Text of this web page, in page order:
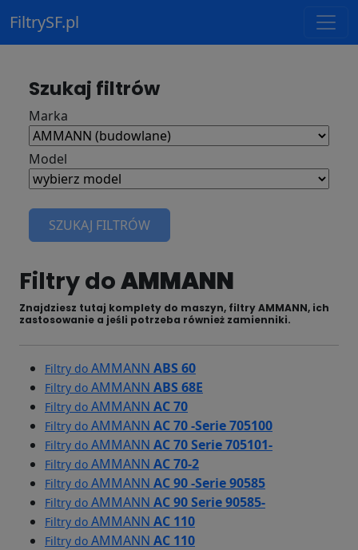
FiltrySF.pl
Szukaj filtrów
Marka
Model
SZUKAJ FILTRÓW
Filtry doAMMANN
Znajdziesz tutaj komplety do maszyn, filtry AMMANN, ich
zastosowanie a jeśli potrzeba również zamienniki.
Filtry do AMMANN ABS 60
Filtry do AMMANN ABS 68E
Filtry do AMMANN AC 70
Filtry do AMMANN AC 70 -Serie 705100
Filtry do AMMANN AC 70 Serie 705101-
Filtry do AMMANN AC 70-2
Filtry do AMMANN AC 90 -Serie 90585
Filtry do AMMANN AC 90 Serie 90585-
Filtry do AMMANN AC 110
Filtry do AMMANN AC 110